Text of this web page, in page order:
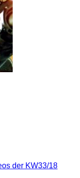
der KW33/18